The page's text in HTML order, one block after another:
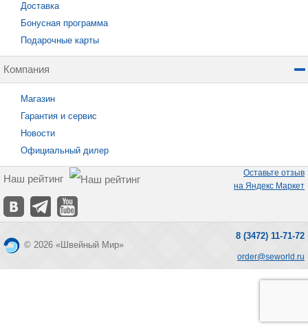
Доставка
Бонусная программа
Подарочные карты
Компания
Магазин
Гарантия и сервис
Новости
Официальный дилер
Наш рейтинг
Оставьте отзыв
на Яндекс Маркет
© 2026 «Швейный Мир»
8 (3472) 11-71-72
order@seworld.ru